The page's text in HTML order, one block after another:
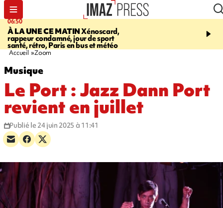
06:50
À LA UNE CE MATINXénoscard,
rappeur condamné, jour de sport
santé, rétro, Paris en bus et météo
08:53
Jour de
2026 - bouger,
Accueil Zoom
Musique
Le Port : Jazz Dann Port
revient en juillet
Publié le 24 juin 2025 à 11:41